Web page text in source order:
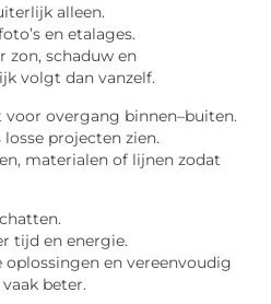
alleen.
en etalages.
zon, schaduw en
volgt dan vanzelf.
voor overgang binnen–buiten.
projecten zien.
materialen of lijnen zodat
tijd en energie.
oplossingen en vereenvoudig
beter.